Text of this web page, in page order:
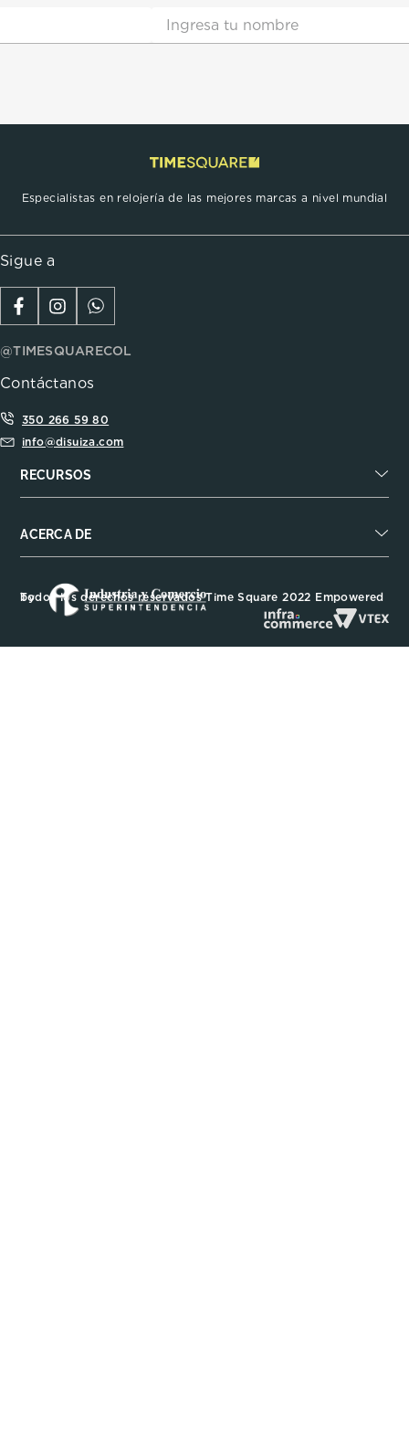
Especialistas en relojería de las mejores marcas a nivel mundial
Sigue a
@TIMESQUARECOL
Contáctanos
350 266 59 80
info@disuiza.com
RECURSOS
ACERCA DE
Todos los derechos reservados Time Square 2022 Empowered by